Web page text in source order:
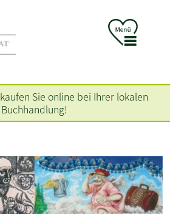
kaufen Sie online bei Ihrer lokalen
Buchhandlung!